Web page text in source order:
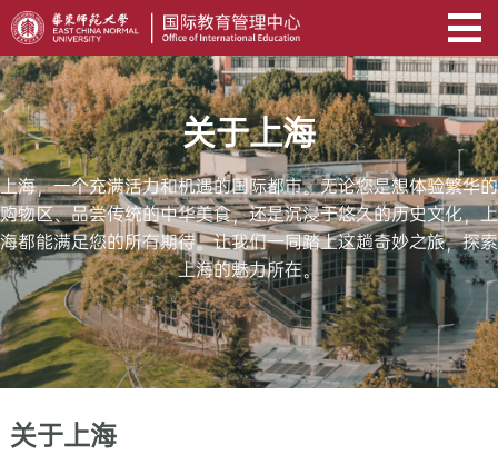
关于上海
上海，一个充满活力和机遇的国际都市。无论您是想体验繁华的
购物区、品尝传统的中华美食，还是沉浸于悠久的历史文化，上
海都能满足您的所有期待。让我们一同踏上这趟奇妙之旅，探索
上海的魅力所在。
关于上海